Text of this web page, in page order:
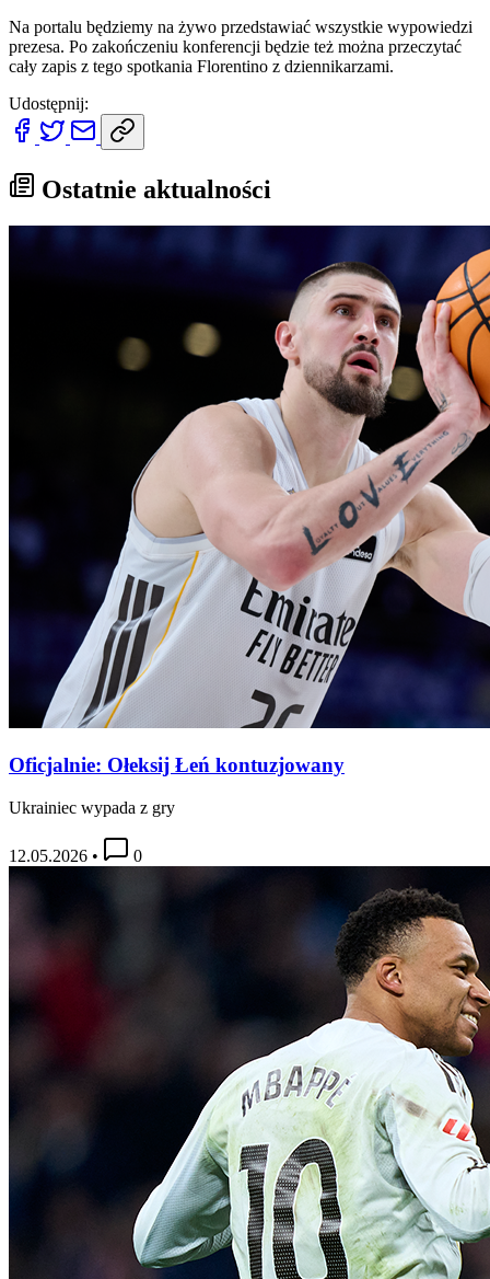
Na portalu będziemy na żywo przedstawiać wszystkie wypowiedzi
prezesa. Po zakończeniu konferencji będzie też można przeczytać
cały zapis z tego spotkania Florentino z dziennikarzami.
Udostępnij:
Ostatnie aktualności
Oficjalnie: Ołeksij Łeń kontuzjowany
Ukrainiec wypada z gry
12.05.2026 • 0